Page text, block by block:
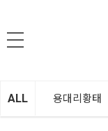
ALL 용대리황태